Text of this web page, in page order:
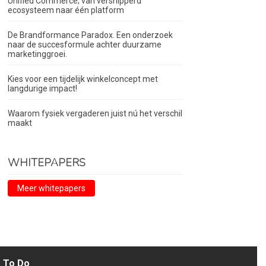
ecosysteem naar één platform
De Brandformance Paradox. Een onderzoek
naar de succesformule achter duurzame
marketinggroei.
Kies voor een tijdelijk winkelconcept met
langdurige impact!
Waarom fysiek vergaderen juist nú het verschil
maakt
WHITEPAPERS
Meer whitepapers
To Do